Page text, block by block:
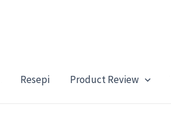
Resepi Product Review